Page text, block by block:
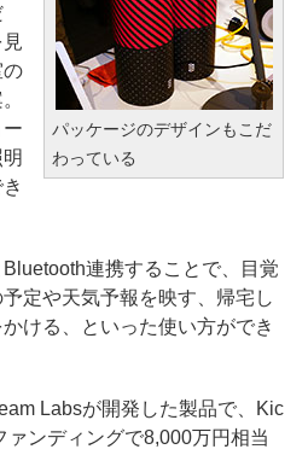
パッケージのデザインもこだ
わっている
の
連携することで、目覚
定や天気予報を映す、帰宅し
ける、といった使い方ができ
Labsが開発した製品で、Kic
ァンディングで8,000万円相当